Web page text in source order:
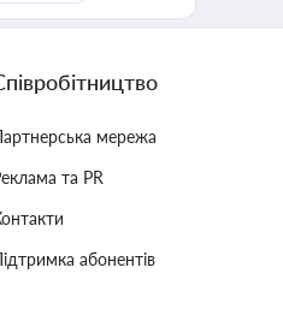
мережа
та PR
абонентів